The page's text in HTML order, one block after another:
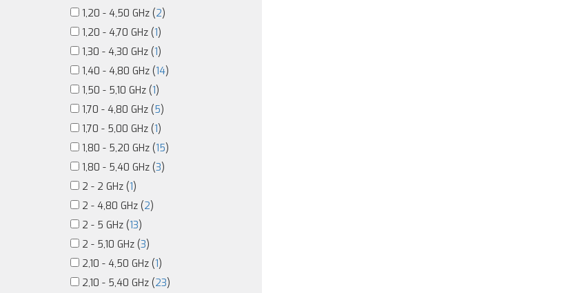
1,20 - 4,50 GHz (2)
1,20 - 4,70 GHz (1)
1,30 - 4,30 GHz (1)
1,40 - 4,80 GHz (14)
1,50 - 5,10 GHz (1)
1,70 - 4,80 GHz (5)
1,70 - 5,00 GHz (1)
1,80 - 5,20 GHz (15)
1,80 - 5,40 GHz (3)
2 - 2 GHz (1)
2 - 4,80 GHz (2)
2 - 5 GHz (13)
2 - 5,10 GHz (3)
2,10 - 4,50 GHz (1)
2,10 - 5,40 GHz (23)